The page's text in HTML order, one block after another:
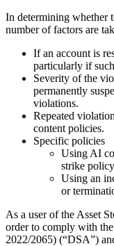
In determining whether
number of factors are
If an account is
particularly if
Severity of the
permanently
violations.
Repeated
content policies.
Specific policies
Using AI
strike policy
Using an
or
As a user of the Asset
order to comply with
2022/2065) (“DSA”)